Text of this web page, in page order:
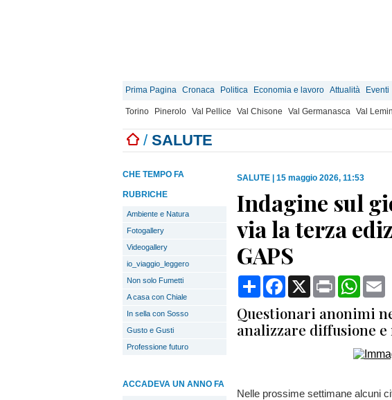
Prima Pagina Cronaca Politica Economia e lavoro Attualità Eventi
Torino Pinerolo Val Pellice Val Chisone Val Germanasca Val
/ SALUTE
CHE TEMPO FA
RUBRICHE
Ambiente e Natura
Fotogallery
Videogallery
io_viaggio_leggero
Non solo Fumetti
A casa con Chiale
In sella con Sosso
Gusto e Gusti
Professione futuro
ACCADEVA UN ANNO FA
SALUTE 15 maggio 2026, 11:53
Indagine sul
via la terza
GAPS
CondividiFacebook
X Print
Questionari anonimi
analizzare diffusione
Nelle prossime settimane alcuni